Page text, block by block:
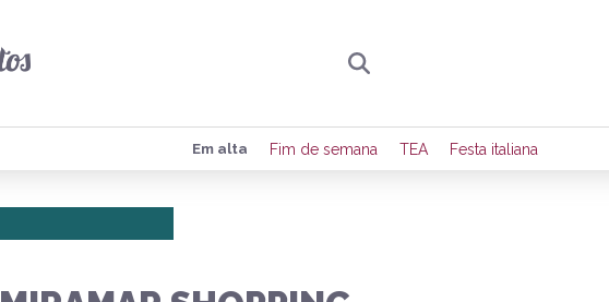
Preencha seus dados para receber toda
de eventos e notícias da região.
Em alta Fim de semana TEA Festa italiana